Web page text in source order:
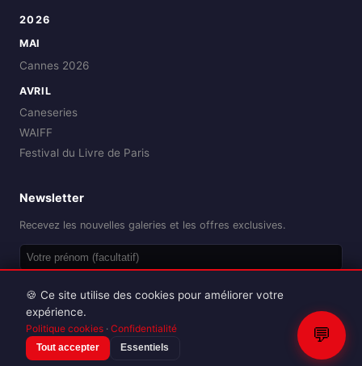
2026
MAI
Cannes 2026
AVRIL
Caneseries
WAIFF
Festival du Livre de Paris
Newsletter
Recevez les nouvelles galeries et les offres exclusives.
Reproduction interdite sans autorisation.
💬
🍪 Ce site utilise des cookies pour améliorer votre
expérience.
Politique cookies · Confidentialité
Tout accepter Essentiels